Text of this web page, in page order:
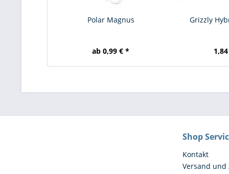
Polar Magnus
ab 0,99 € *
Grizzly
Shop
Kontakt
Versand